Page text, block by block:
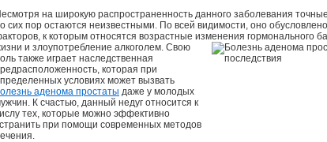
на широкую распространенность данного заболевания
сих пор остаются неизвестными. По всей видимости, оно
к которым относятся возрастные изменения гормонального
и злоупотребление алкоголем. Свою
также играет наследственная
которая при
условиях может вызвать
аденома простаты даже у молодых
К счастью, данный недуг относится к
тех, которые можно эффективно
при помощи современных методов